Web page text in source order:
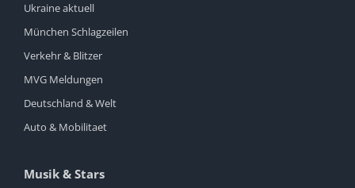
Ukraine aktuell
München Schlagzeilen
Verkehr & Blitzer
MVG Meldungen
Deutschland & Welt
Auto & Mobilitaet
Musik & Stars